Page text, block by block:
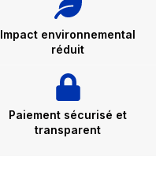
Impact environnemental
réduit
Paiement sécurisé et
transparent